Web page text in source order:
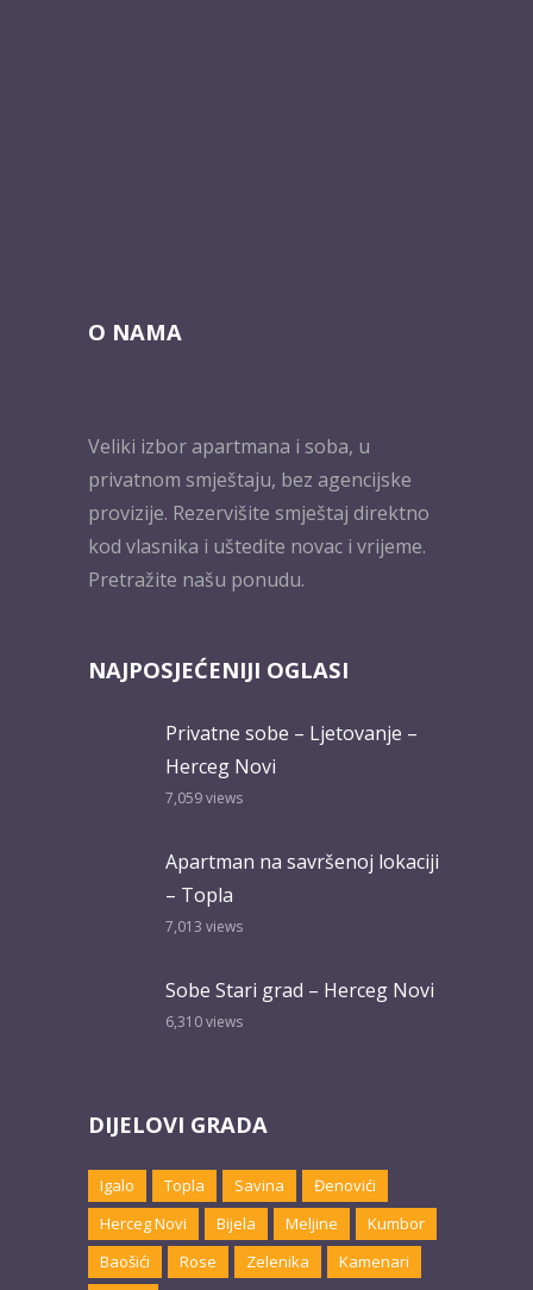
O NAMA
Veliki izbor apartmana i soba, u
privatnom smještaju, bez agencijske
provizije. Rezervišite smještaj direktno
kod vlasnika i uštedite novac i vrijeme.
Pretražite našu ponudu.
NAJPOSJEĆENIJI OGLASI
Privatne sobe – Ljetovanje –
Herceg Novi
7,059views
Apartman na savršenoj lokaciji
– Topla
7,013 views
Sobe Stari grad – Herceg Novi
6,310views
DIJELOVI GRADA
Igalo Topla Savina
Đenovići
Herceg Novi
Bijela Meljine
Kumbor
Baošići
Rose Zelenika
Kamenari